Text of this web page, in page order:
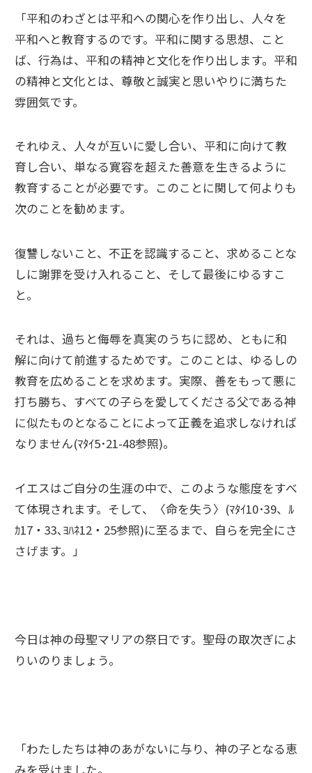
「平和のわざとは平和への関心を作り出し、人々を
平和へと教育するのです。平和に関する思想、こと
ば、行為は、平和の精神と文化を作り出します。平和
の精神と文化とは、尊敬と誠実と思いやりに満ちた
雰囲気です。
それゆえ、人々が互いに愛し合い、平和に向けて教
育し合い、単なる寛容を超えた善意を生きるように
教育することが必要です。このことに関して何よりも
次のことを勧めます。
復讐しないこと、不正を認識すること、求めることな
しに謝罪を受け入れること、そして最後にゆるすこ
と。
それは、過ちと侮辱を真実のうちに認め、ともに和
解に向けて前進するためです。このことは、ゆるしの
教育を広めることを求めます。実際、善をもって悪に
打ち勝ち、すべての子らを愛してくださる父である神
に似たものとなることによって正義を追求しなければ
なりません(ﾏﾀｲ5･21-48参照)。
イエスはご自分の生涯の中で、このような態度をすべ
て体現されます。そして、〈命を失う〉(ﾏﾀｲ10･39、ﾙ
ｶ17・33､ﾖﾊﾈ12・25参照)に至るまで、自らを完全にさ
さげます。」
今日は神の母聖マリアの祭日です。聖母の取次ぎによ
りいのりましょう。
「わたしたちは神のあがないに与り、神の子となる恵